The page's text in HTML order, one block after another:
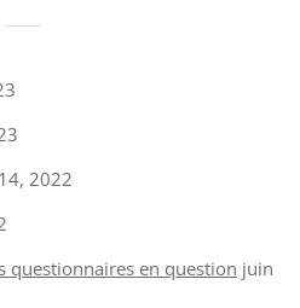
2022
questionnaires en question juin